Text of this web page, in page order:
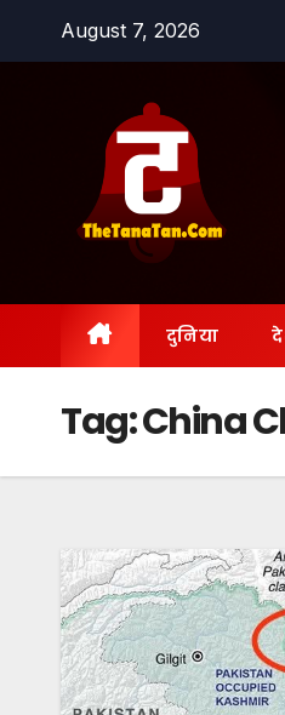
August 7, 2026
दुनिया
Tag:China